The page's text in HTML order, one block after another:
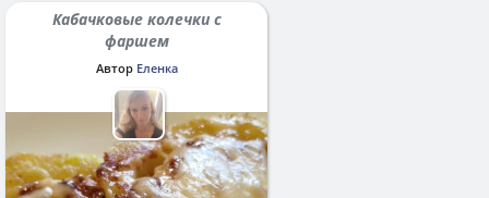
Кабачковые колечки с
фаршем
Автор Еленка